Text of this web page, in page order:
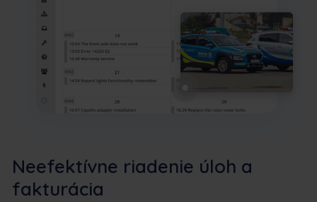
Neefektívne riadenie úloh a
fakturácia